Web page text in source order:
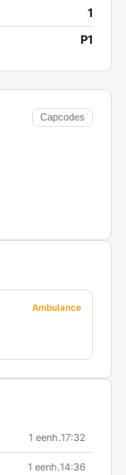
Capcodes
Ambulance
1 eenh.17:32
1 eenh.14:36
1
P1